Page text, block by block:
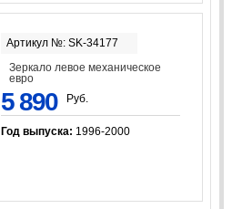
Артикул №: SK-34177
Зеркало левое механическое
евро
5 890 Руб.
Год выпуска: 1996-2000